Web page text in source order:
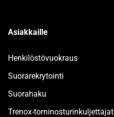
Asiakkaille
Henkilöstövuokraus
Suorarekrytointi
Suorahaku
Trenox-torninosturinkuljettajat